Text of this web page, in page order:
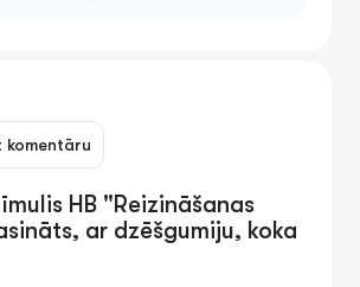
komentāru
HB "Reizināšanas
ar dzēšgumiju, koka